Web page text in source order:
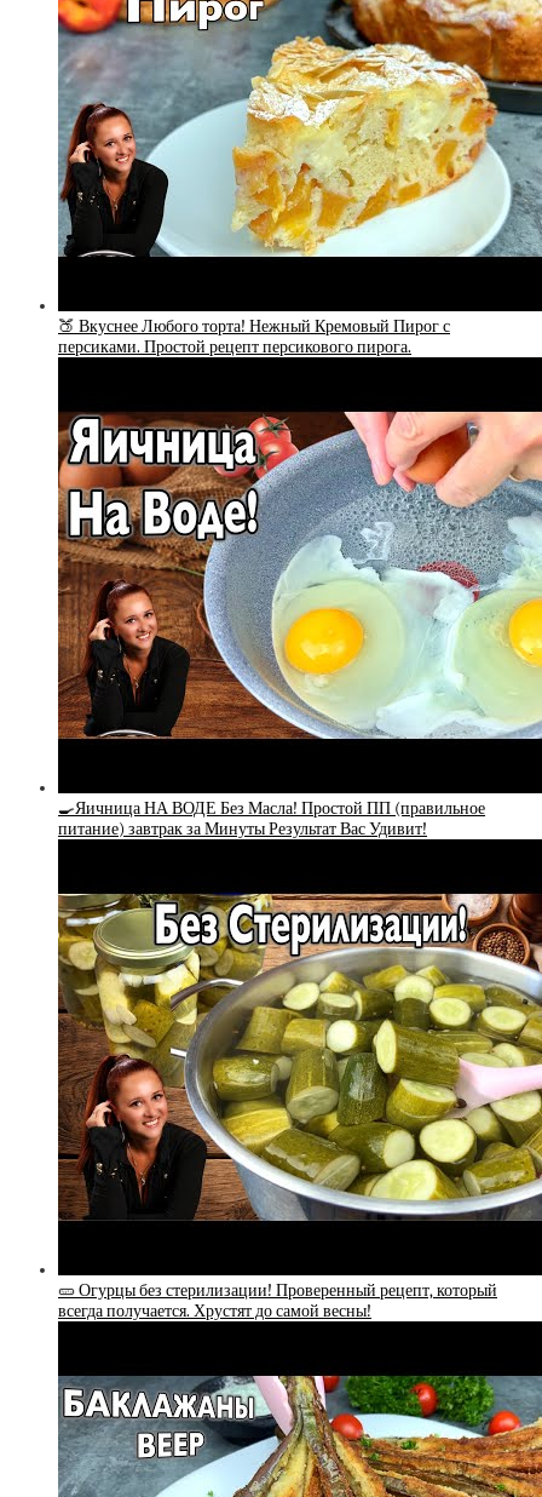
🍑 Вкуснее Любого торта! Нежный Кремовый Пирог с
персиками. Простой рецепт персикового пирога.
🍳Яичница НА ВОДЕ Без Масла! Простой ПП (правильное
питание) завтрак за Минуты Результат Вас Удивит!
🥒 Огурцы без стерилизации! Проверенный рецепт, который
всегда получается. Хрустят до самой весны!